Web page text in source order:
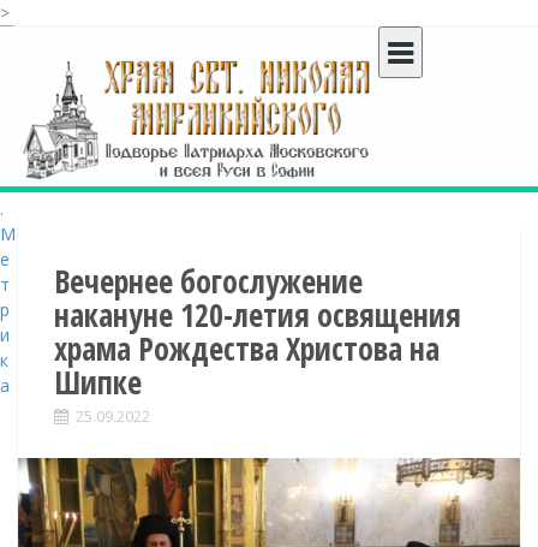
>
c
o
n
t
e
n
t
Вечернее богослужение
накануне 120-летия освящения
храма Рождества Христова на
Шипке
25.09.2022